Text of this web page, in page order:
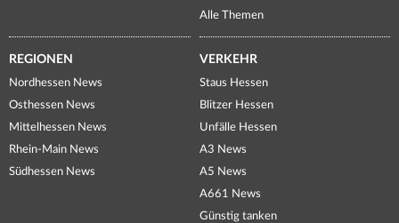
Alle Themen
REGIONEN
Nordhessen News
Osthessen News
Mittelhessen News
Rhein-Main News
Südhessen News
VERKEHR
Staus Hessen
Blitzer Hessen
Unfälle Hessen
A3 News
A5 News
A661 News
Günstig tanken